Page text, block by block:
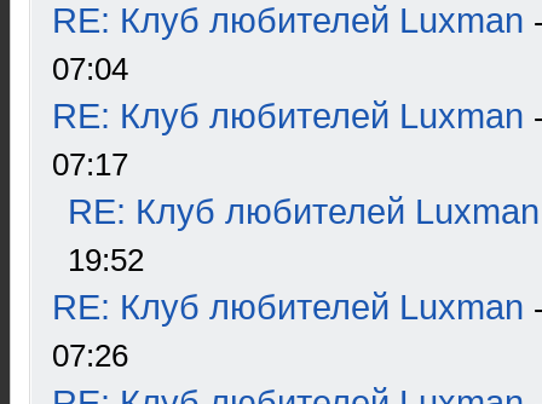
RE: Клуб любителей Luxman
07:04
RE: Клуб любителей Luxman
07:17
RE: Клуб любителей Luxman
19:52
RE: Клуб любителей Luxman
07:26